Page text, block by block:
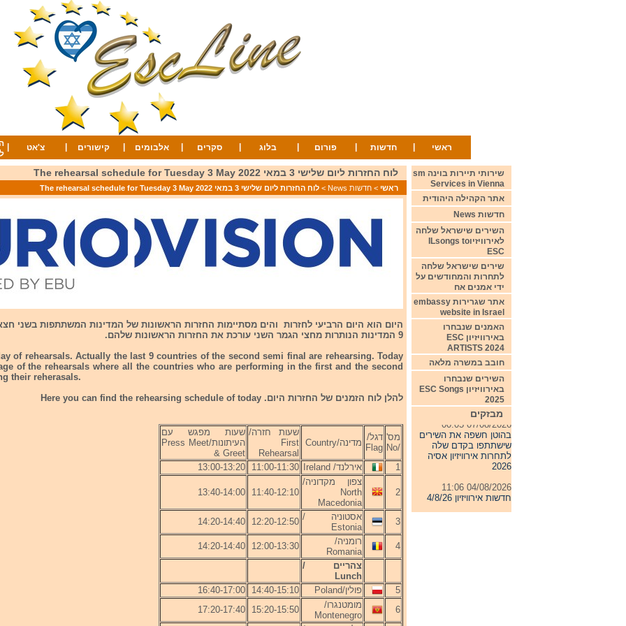
ראשי חדשות פורום בלוג סקרים אלבומים קישורים צ'אט
לוח החזרות ליום שלישי 3 במאי 2022 The rehearsal schedule for Tuesday 3 May
ראשי > חדשות News > לוח החזרות ליום שלישי 3 במאי 2022 The rehearsal schedule for Tuesday 3 May
היום הוא היום הרביעי לחזרות והים מסתיימות החזרות הראשונות של המדינות המשתתפות בשני
9 המדינות הנותרות מחצי הגמר השני עורכת את החזרות הראשונות שלהם.
of rehearsals. Actually the last 9 countries of the second semi final are rehearsing. Today
of the rehearsals where all the countries who are performing in the first and the second
their reherasals.
להלן לוח הזמנים של החזרות היום. Here you can find the rehearsing schedule of today
מס'
/No
דגל/
Flag מדינה/Country
שעות חזרה/
First
Rehearsal
שעות מפגש עם
העיתונות/Press Meet
& Greet
1
אירלנד/ Ireland 11:00-11:30
13:00-13:20
2
צפון מקדוניה/
North
Macedonia
11:40-12:10
13:40-14:00
3
אסטוניה /
Estonia
12:20-12:50
14:20-14:40
4
רומניה/
Romania
12:00-13:30
14:20-14:40
צהריים /
Lunch
5
פולין/Poland 14:40-15:10
16:40-17:00
6
מומטנגרו/
Montenegro
15:20-15:50
17:20-17:40
שירותי תיירות בוינה sm
Services in Vienna
אתר הקהילה היהודית
חדשות News
השירים שישראל שלחה
לאירוויזיוILsongs to
ESC
שירים שישראל שלחה
לתחרות והמחודשים על
ידי אמנים אח
אתר שגרירות embassy
website in Israel
האמנים שנבחרו
באירוויזיון ESC
ARTISTS 2024
חובב במשרה מלאה
השירים שנבחרו
באירוויזיון ESC Songs
2025
מבזקים
07/08/2026 00:05
בהוטן חשפה את השירים
שישתתפו בקדם שלה
לתחרות אירוויזיון אסיה
2026
04/08/2026 11:06
חדשות אירוויזיון 4/8/26
31/07/2026 08:54